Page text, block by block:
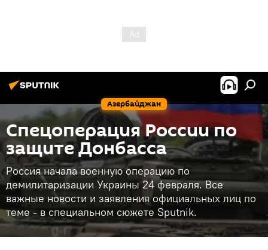
Азербайджан
Спецоперация России по
защите Донбасса
Россия начала военную операцию по
демилитаризации Украины 24 февраля. Все
важные новости и заявления официальных лиц по
теме - в специальном сюжете Sputnik.